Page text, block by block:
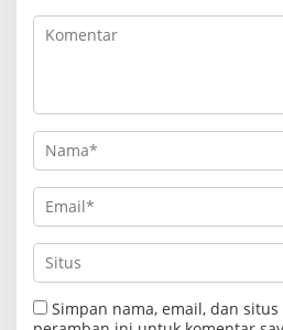
Simpan nama, email, dan situs